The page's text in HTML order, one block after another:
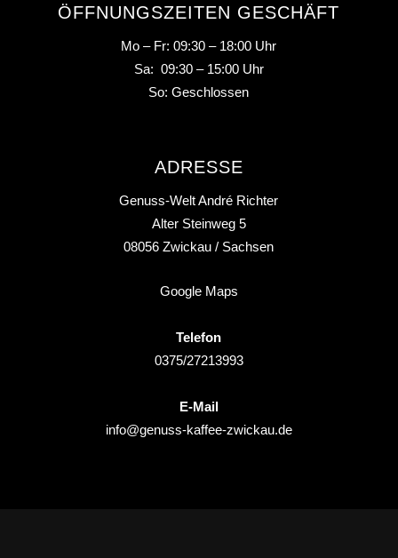
ÖFFNUNGSZEITEN GESCHÄFT
Mo – Fr: 09:30 – 18:00 Uhr
Sa: 09:30 – 15:00 Uhr
So: Geschlossen
ADRESSE
Genuss-Welt André Richter
Alter Steinweg 5
08056 Zwickau / Sachsen
Google Maps
Telefon
0375/27213993
E-Mail
info@genuss-kaffee-zwickau.de